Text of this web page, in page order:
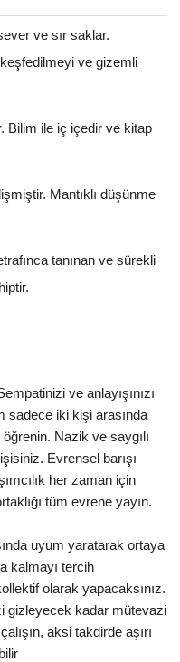
ve sır saklar.
ve gizemli
Bilim ile iç içedir ve kitap
Mantıklı düşünme
tanınan ve sürekli
ve anlayışınızı
sadece iki kişi arasında
Nazik ve saygılı
Evrensel barışı
her zaman için
tüm evrene yayın.
uyum yaratarak ortaya
kalmayı tercih
olarak yapacaksınız.
gizleyecek kadar mütevazi
aksi takdirde aşırı